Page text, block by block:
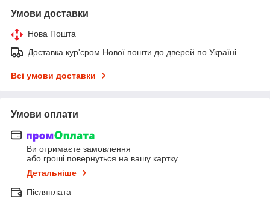
Умови доставки
Нова Пошта
Доставка кур'єром Нової пошти до дверей по Україні.
Всі умови доставки
Умови оплати
Ви отримаєте замовлення
або гроші повернуться на вашу картку
Детальніше
Післяплата